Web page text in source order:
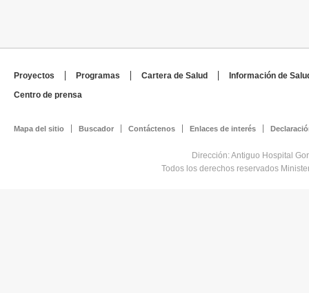
Proyectos Programas Cartera de Salud
Información de
Centro de prensa
Mapa del sitio Buscador Contáctenos Enlaces de interés
Dirección: Antiguo Hospital
Todos los derechos reservados